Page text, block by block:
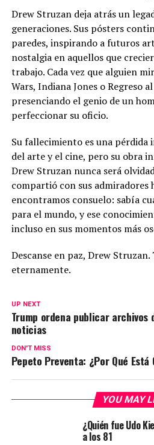
Drew Struzan deja atrás un
generaciones. Sus pósters
paredes, inspirando a futuros
nostalgia en aquellos que
trabajo. Cada vez que alguien
Wars, Indiana Jones o Regreso
presenciando el genio de un
perfeccionar su oficio.
Su fallecimiento es una pérdida
del arte y el cine, pero su obra
Drew Struzan nunca será
compartió con sus admiradores
encontramos consuelo: sabía
para el mundo, y ese
incluso en sus momentos más
Descanse en paz, Drew
eternamente.
UP NEXT
Trump ordena publicar archivos
noticias
DON'T MISS
Pepeto Preventa: ¿Por Qué
YOU MAY
¿Quién fue Udo
a los 81